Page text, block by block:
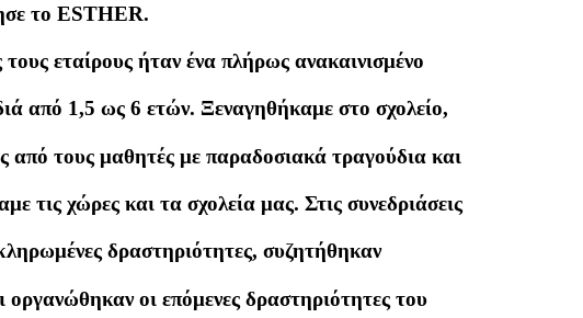
το ESTHER.
εταίρους ήταν ένα πλήρως ανακαινισμένο
από 1,5 ως 6 ετών. Ξεναγηθήκαμε στο σχολείο,
τους μαθητές με παραδοσιακά τραγούδια και
τις χώρες και τα σχολεία μας. Στις συνεδριάσεις
δραστηριότητες, συζητήθηκαν
οι επόμενες δραστηριότητες του